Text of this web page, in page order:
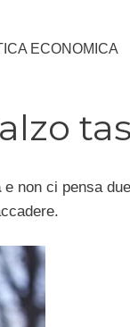
ECONOMICA
e non ci pensa